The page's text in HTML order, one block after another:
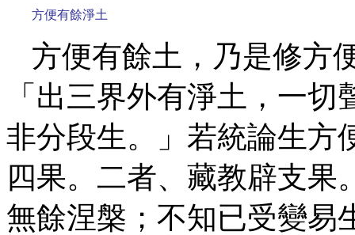
方便有餘淨土
方便有餘土，乃是修方
「出三界外有淨土，一
非分段生。」若統論生方
四果。二者、藏教辟支果
無餘涅槃；不知已受變易